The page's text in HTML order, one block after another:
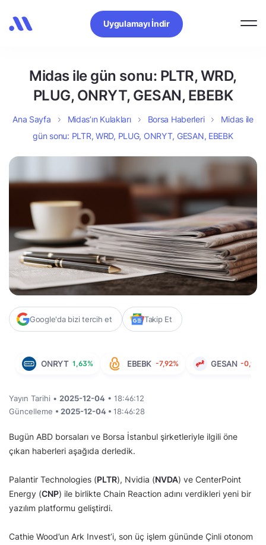
Uygulamayı İndir
Midas ile gün sonu: PLTR, WRD,
PLUG, ONRYT, GESAN, EBEBK
Ana Sayfa Midas’ın Kulakları Borsa Haberleri
Midas ile
gün sonu: PLTR, WRD, PLUG, ONRYT, GESAN, EBEBK
Google'da bizi tercih et Takip Et
ONRYT 1,63% EBEBK -7,92% GESAN -0,91%
Yayın Tarihi • 2025-12-04 • 18:46:12
Güncelleme • 2025-12-04 • 18:46:28
Bugün ABD borsaları ve Borsa İstanbul şirketleriyle ilgili öne
çıkan haberleri aşağıda derledik.
Palantir Technologies (PLTR), Nvidia (NVDA) ve CenterPoint
Energy (CNP) ile birlikte Chain Reaction adını verdikleri yeni bir
yazılım platformu geliştirdi.
Cathie Wood’un Ark Invest’i, son üç işlem gününde Çinli otonom